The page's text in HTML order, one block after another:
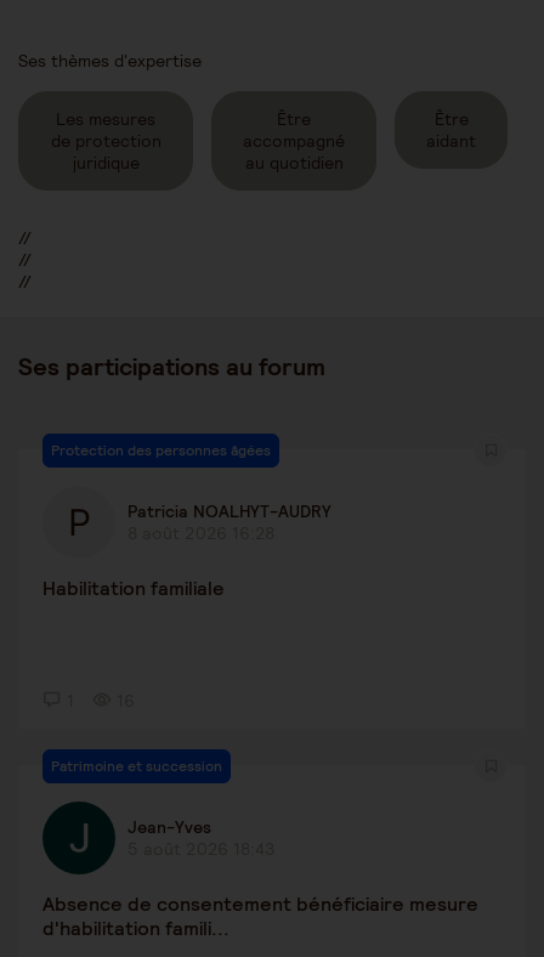
Ses thèmes d'expertise
Les mesures
de protection
juridique
Être
accompagné
au quotidien
Être
aidant
//
//
//
Ses participations au forum
Protection des personnes âgées
Patricia NOALHYT-AUDRY
Habilitation familiale
Patrimoine et succession
Jean-Yves
Absence de consentement bénéficiaire mesure
d'habilitation famili...